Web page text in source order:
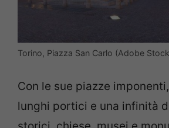
Torino, Piazza San Carlo (Adobe
Con le sue piazze
lunghi portici e una infinità